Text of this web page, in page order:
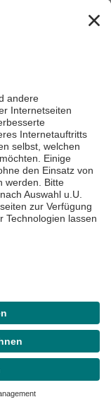
um das Thema
unserem